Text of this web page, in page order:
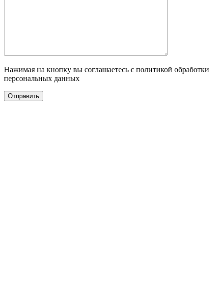
Нажимая на кнопку вы соглашаетесь с политикой обработки
персональных данных